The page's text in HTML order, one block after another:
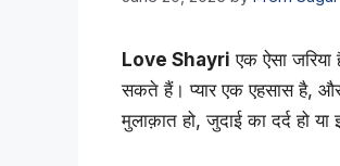
Love Shayri एक ऐसा
सकते हैं। प्यार एक एहसास है,
मुलाक़ात हो, जुदाई का दर्द हो